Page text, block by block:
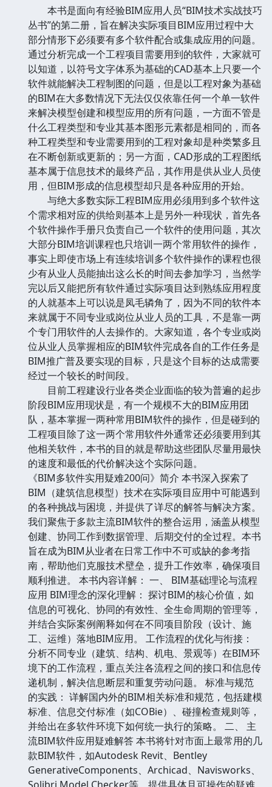
本书是面向有经验BIM应用人员“BIM技术实战技巧
丛书”的第二册，旨在解决实际项目BIM应用过程中大
部分情形下必须要有多个软件配合或集成应用的问题。
通过分析完成一个工程项目需要用到的软件，大家就可
以知道，以符号文字体系为基础的CAD基本上只要一个
软件就能解决工程制图的问题，但是以工程对象为基础
的BIM在大多数情况下无法仅仅依靠任何一个单一软件
来解决模型创建和模型应用的所有问题，一方面不管是
什么工程类型和专业其基本图形元素都是相同的，而各
种工程类型和专业需要用到的工程对象却是种类繁多且
在不断创新或更新的；另一方面，CAD形成的工程图纸
基本属于信息技术的最终产品，其作用是供从业人员使
用，但BIM形成的信息模型却只是各种应用的开始。
与绝大多数实际工程BIM应用必须用到多个软件这
个需求相对应的供给则基本上是另外一种现状，首先各
个软件操作手册只负责自己一个软件的使用问题，其次
大部分BIM培训课程也只培训一两个常用软件的操作，
事实上即使市场上有连续培训多个软件操作的课程也很
少有从业人员能抽出这么长的时间去参加学习，当然学
完以后又能把所有软件通过实际项目达到熟练应用程度
的人就基本上可以说是凤毛辚角了，因为不同的软件本
来就属于不同专业或岗位从业人员的工具，不是靠一两
个专门用软件的人去操作的。大家知道，各个专业或岗
位从业人员掌握相应的BIM软件完成各自的工作任务是
BIM推广普及要实现的目标，只是这个目标的达成需要
经过一个较长的时间段。
目前工程建设行业各类企业面临的较为普遍的起步
阶段BIM应用现状是，有一个规模不大的BIM应用团
队，基本掌握一两种常用BIM软件的操作，但是碰到的
工程项目除了这一两个常用软件外通常还必须要用到其
他相关软件，本书的目的就是帮助这些团队尽量用最快
的速度和最低的代价解决这个实际问题。
《BIM多软件实用疑难200问》简介 本书深入探索了
BIM（建筑信息模型）技术在实际项目应用中可能遇到
的各种挑战与困境，并提供了详尽的解答与解决方案。
我们聚焦于多款主流BIM软件的整合运用，涵盖从模型
创建、协同工作到数据管理、后期交付的全过程。本书
旨在成为BIM从业者在日常工作中不可或缺的参考指
南，帮助他们克服技术壁垒，提升工作效率，确保项目
顺利推进。 本书内容详解： 一、 BIM基础理论与流程
应用 BIM理念的深化理解： 探讨BIM的核心价值，如
信息的可视化、协同的有效性、全生命周期的管理等，
并结合实际案例阐释如何在不同项目阶段（设计、施
工、运维）落地BIM应用。 工作流程的优化与衔接：
分析不同专业（建筑、结构、机电、景观等）在BIM环
境下的工作流程，重点关注各流程之间的接口和信息传
递机制，解决信息断层和重复劳动问题。 标准与规范
的实践： 详解国内外的BIM相关标准和规范，包括建模
标准、信息交付标准（如COBie）、碰撞检查规则等，
并给出在多软件环境下如何统一执行的策略。 二、 主
流BIM软件应用疑难解答 本书将针对市面上最常用的几
款BIM软件，如Autodesk Revit、Bentley
GenerativeComponents、Archicad、Navisworks、